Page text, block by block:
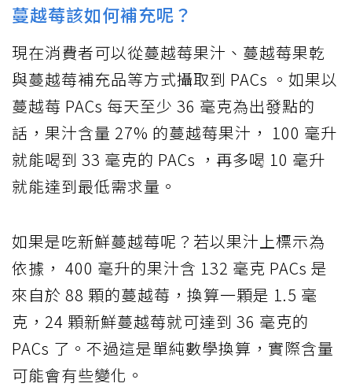
蔓越莓該如何補充呢？
現在消費者可以從蔓越莓果汁、蔓越莓果乾
與蔓越莓補充品等方式攝取到 PACs 。如果以
蔓越莓 PACs 每天至少 36 毫克為出發點的
話，果汁含量 27% 的蔓越莓果汁， 100 毫升
就能喝到 33 毫克的 PACs ，再多喝 10 毫升
就能達到最低需求量。
如果是吃新鮮蔓越莓呢？若以果汁上標示為
依據， 400 毫升的果汁含 132 毫克 PACs 是
來自於 88 顆的蔓越莓，換算一顆是 1.5 毫
克，24 顆新鮮蔓越莓就可達到 36 毫克的
PACs 了。不過這是單純數學換算，實際含量
可能會有些變化。